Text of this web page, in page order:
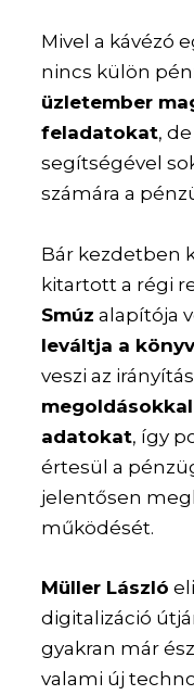
Mivel a kávézó
nincs külön
üzletember
feladatokat, de
segítségével
számára a
Bár kezdetben
kitartott a régi
Smúz alapítója
leváltja a
veszi az
adatokat, így
értesül a
jelentősen
működését.
Müller László
digitalizáció
gyakran már
valami új